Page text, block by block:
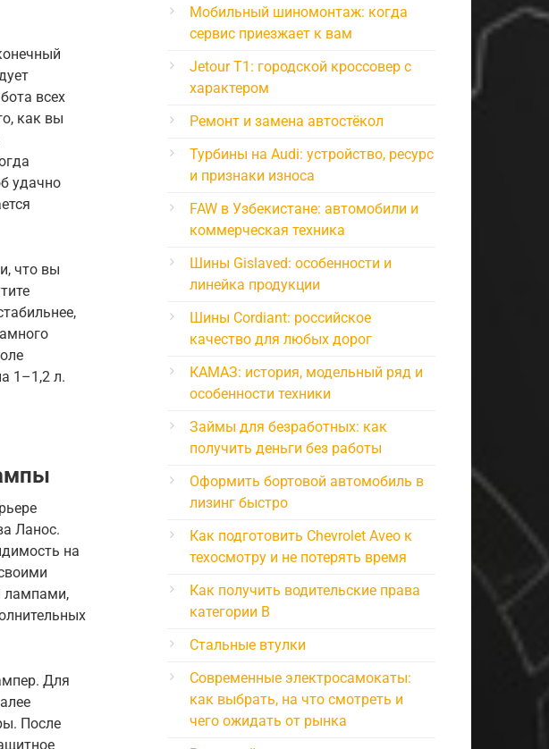
всех
как вы
удачно
что вы
1–1,2 л.
Ланос.
на
лампами,
Для
После
Мобильный шиномонтаж: когда
сервис приезжает к вам
Jetour T1: городской кроссовер с
характером
Ремонт и замена автостёкол
Турбины на Audi: устройство, ресурс
и признаки износа
FAW в Узбекистане: автомобили и
коммерческая техника
Шины Gislaved: особенности и
линейка продукции
Шины Cordiant: российское
качество для любых дорог
КАМАЗ: история, модельный ряд и
особенности техники
Займы для безработных: как
получить деньги без работы
Оформить бортовой автомобиль в
лизинг быстро
Как подготовить Chevrolet Aveo к
техосмотру и не потерять время
Как получить водительские права
категории B
Стальные втулки
Современные электросамокаты:
как выбрать, на что смотреть и
чего ожидать от рынка